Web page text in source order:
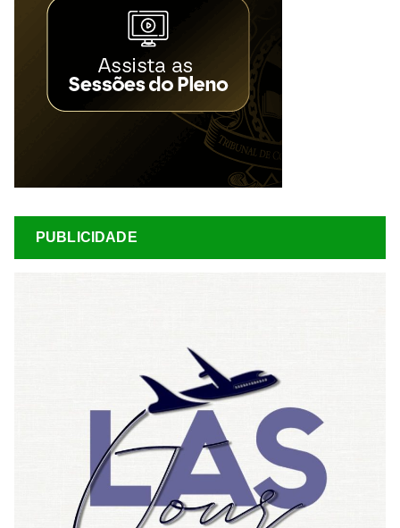
PUBLICIDADE